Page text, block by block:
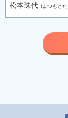
松本珠代